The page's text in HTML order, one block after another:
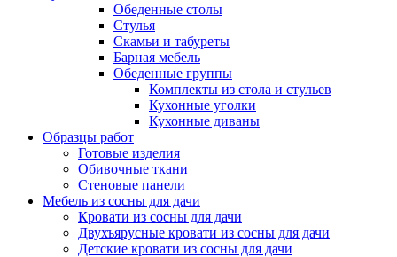
Обеденные столы
Стулья
Скамьи и табуреты
Барная мебель
Обеденные группы
Комплекты из стола и стульев
Кухонные уголки
Кухонные диваны
Образцы работ
Готовые изделия
Обивочные ткани
Стеновые панели
Мебель из сосны для дачи
Кровати из сосны для дачи
Двухъярусные кровати из сосны для дачи
Детские кровати из сосны для дачи